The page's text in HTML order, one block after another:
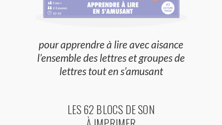
pour apprendre à lire avec aisance
l’ensemble des lettres et groupes de
lettres tout en s’amusant
LES 62 BLOCS DE SON